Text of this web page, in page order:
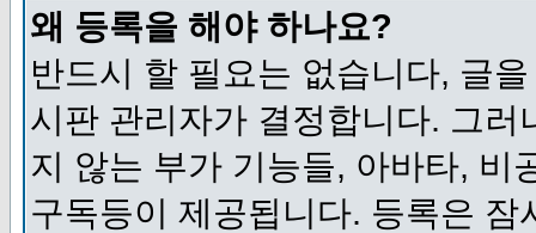
왜 등록을 해야 하나요?
반드시 할 필요는 없습니다, 글
시판 관리자가 결정합니다. 그
지 않는 부가 기능들, 아바타, 비
구독등이 제공됩니다. 등록은